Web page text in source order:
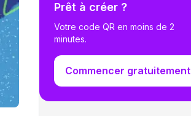
Prêt à créer ?
Votre code QR en moins de 2
minutes.
Commencer gratuitement